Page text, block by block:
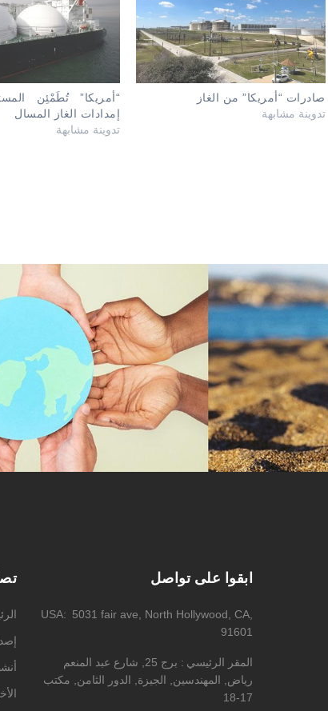
“أمريكا” تُطَمْئِن
إمدادات الغاز المسال
تدوينة مشابهة
صادرات “أمريكا” من الغاز
تدوينة مشابهة
ابقوا على تواصل
USA
5031 fair ave, North Hollywood, CA,
91601
المقر الرئيسي
برج 25, شارع عبد المنعم
رياض, المهندسين, الجيزة, الدور الثامن, مكتب
17-18